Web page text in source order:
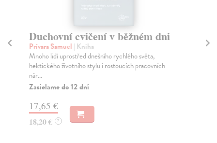
Duchovní cvičení v běžném dni
Prívara Samuel | Kniha
Mnoho lidí uprostřed dnešního rychlého světa,
hektického životního stylu i rostoucích pracovních
nár...
Zasielame do 12 dní
17,65 €
18,20 € ?